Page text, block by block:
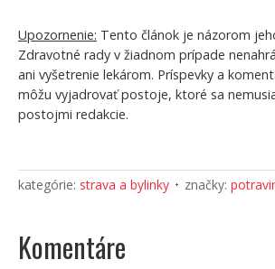
Upozornenie: Tento článok je názorom
Zdravotné rady v žiadnom prípade
ani vyšetrenie lekárom. Príspevky a
môžu vyjadrovať postoje, ktoré sa
postojmi redakcie.
kategórie: strava a bylinky značky:
Komentáre